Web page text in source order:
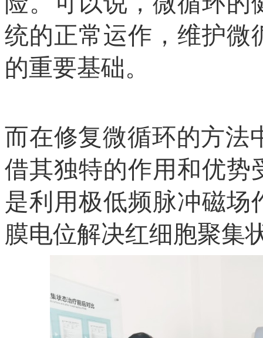
统的正常运作，维护微
的重要基础。
而在修复微循环的方法
借其独特的作用和优势
是利用极低频脉冲磁场
膜电位解决红细胞聚集